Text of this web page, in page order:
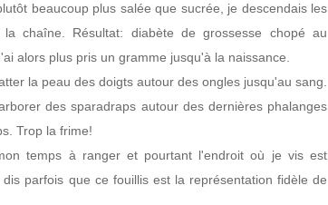
beaucoup plus salée que sucrée, je descendais les
chaîne. Résultat: diabète de grossesse chopé au
alors plus pris un gramme jusqu'à la naissance.
la peau des doigts autour des ongles jusqu'au sang.
des sparadraps autour des dernières phalanges
Trop la frime!
temps à ranger et pourtant l'endroit où je vis est
parfois que ce fouillis est la représentation fidèle de